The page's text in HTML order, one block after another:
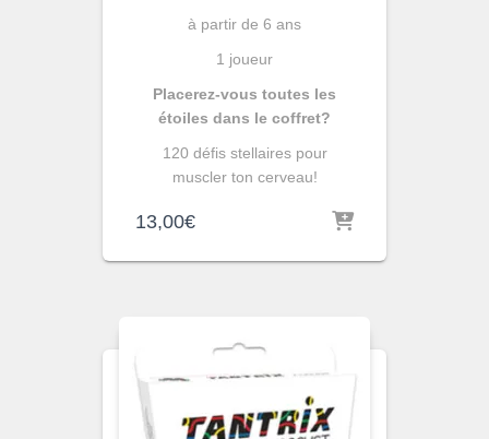
à partir de 6 ans
1 joueur
Placerez-vous toutes les
étoiles dans le coffret?
120 défis stellaires pour
muscler ton cerveau!
13,00€